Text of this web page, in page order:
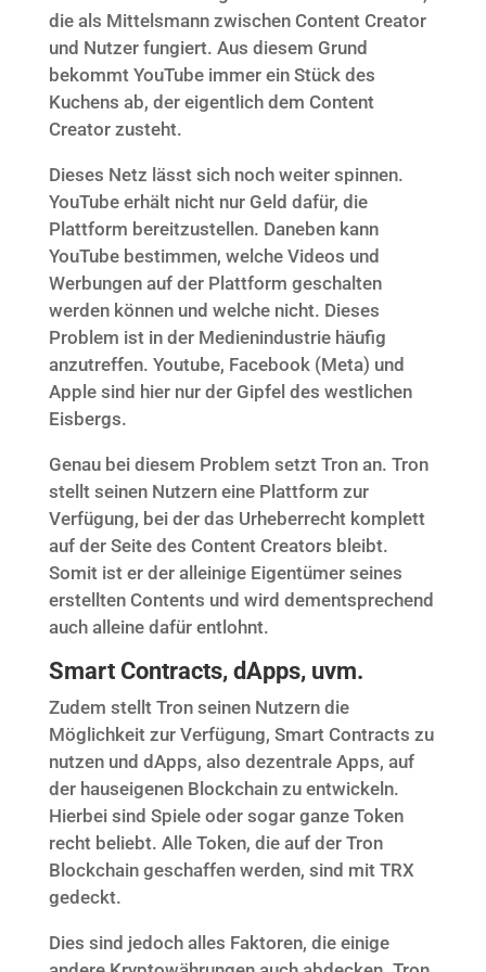
die als Mittelsmann zwischen Content Creator
und Nutzer fungiert. Aus diesem Grund
bekommt YouTube immer ein Stück des
Kuchens ab, der eigentlich dem Content
Creator zusteht.
Dieses Netz lässt sich noch weiter spinnen.
YouTube erhält nicht nur Geld dafür, die
Plattform bereitzustellen. Daneben kann
YouTube bestimmen, welche Videos und
Werbungen auf der Plattform geschalten
werden können und welche nicht. Dieses
Problem ist in der Medienindustrie häufig
anzutreffen. Youtube, Facebook (Meta) und
Apple sind hier nur der Gipfel des westlichen
Eisbergs.
Genau bei diesem Problem setzt Tron an. Tron
stellt seinen Nutzern eine Plattform zur
Verfügung, bei der das Urheberrecht komplett
auf der Seite des Content Creators bleibt.
Somit ist er der alleinige Eigentümer seines
erstellten Contents und wird dementsprechend
auch alleine dafür entlohnt.
Smart Contracts, dApps, uvm.
Zudem stellt Tron seinen Nutzern die
Möglichkeit zur Verfügung, Smart Contracts zu
nutzen und dApps, also dezentrale Apps, auf
der hauseigenen Blockchain zu entwickeln.
Hierbei sind Spiele oder sogar ganze Token
recht beliebt. Alle Token, die auf der Tron
Blockchain geschaffen werden, sind mit TRX
gedeckt.
Dies sind jedoch alles Faktoren, die einige